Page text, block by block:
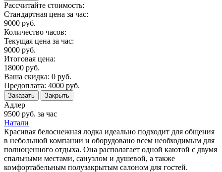
Рассчитайте стоимость:
Стандартная цена за час:
9000 руб.
Количество часов:
Текущая цена за час:
9000 руб.
Итоговая цена:
18000 руб.
Ваша скидка: 0 руб.
Предоплата: 4000 руб.
Заказать Закрыть
Адлер
9500 руб. за час
Натали
Красивая белоснежная лодка идеально подходит для общения
в небольшой компании и оборудовано всем необходимым для
полноценного отдыха. Она располагает одной каютой с двумя
спальными местами, санузлом и душевой, а также
комфортабельным полузакрытым салоном для гостей.